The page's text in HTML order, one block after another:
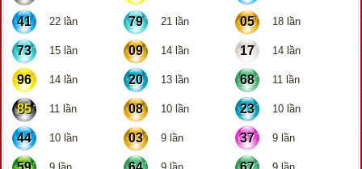
41 22 lần 79 21 lần 05 18 lần
73 15 lần 09 14 lần 17 14 lần
96 14 lần 20 13 lần 68 11 lần
85 11 lần 08 10 lần 23 10 lần
44 10 lần 03 9 lần 37 9 lần